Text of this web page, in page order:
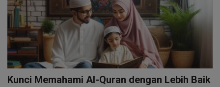
Kunci Memahami Al-Quran dengan Lebih Baik